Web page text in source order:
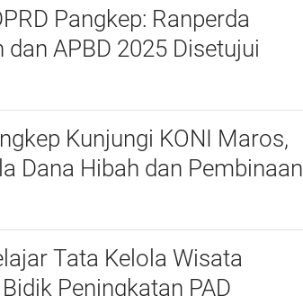
Pangkep: Ranperda
dan APBD 2025 Disetujui
Kunjungi KONI Maros,
Dana Hibah dan Pembinaan
Tata Kelola Wisata
Peningkatan PAD